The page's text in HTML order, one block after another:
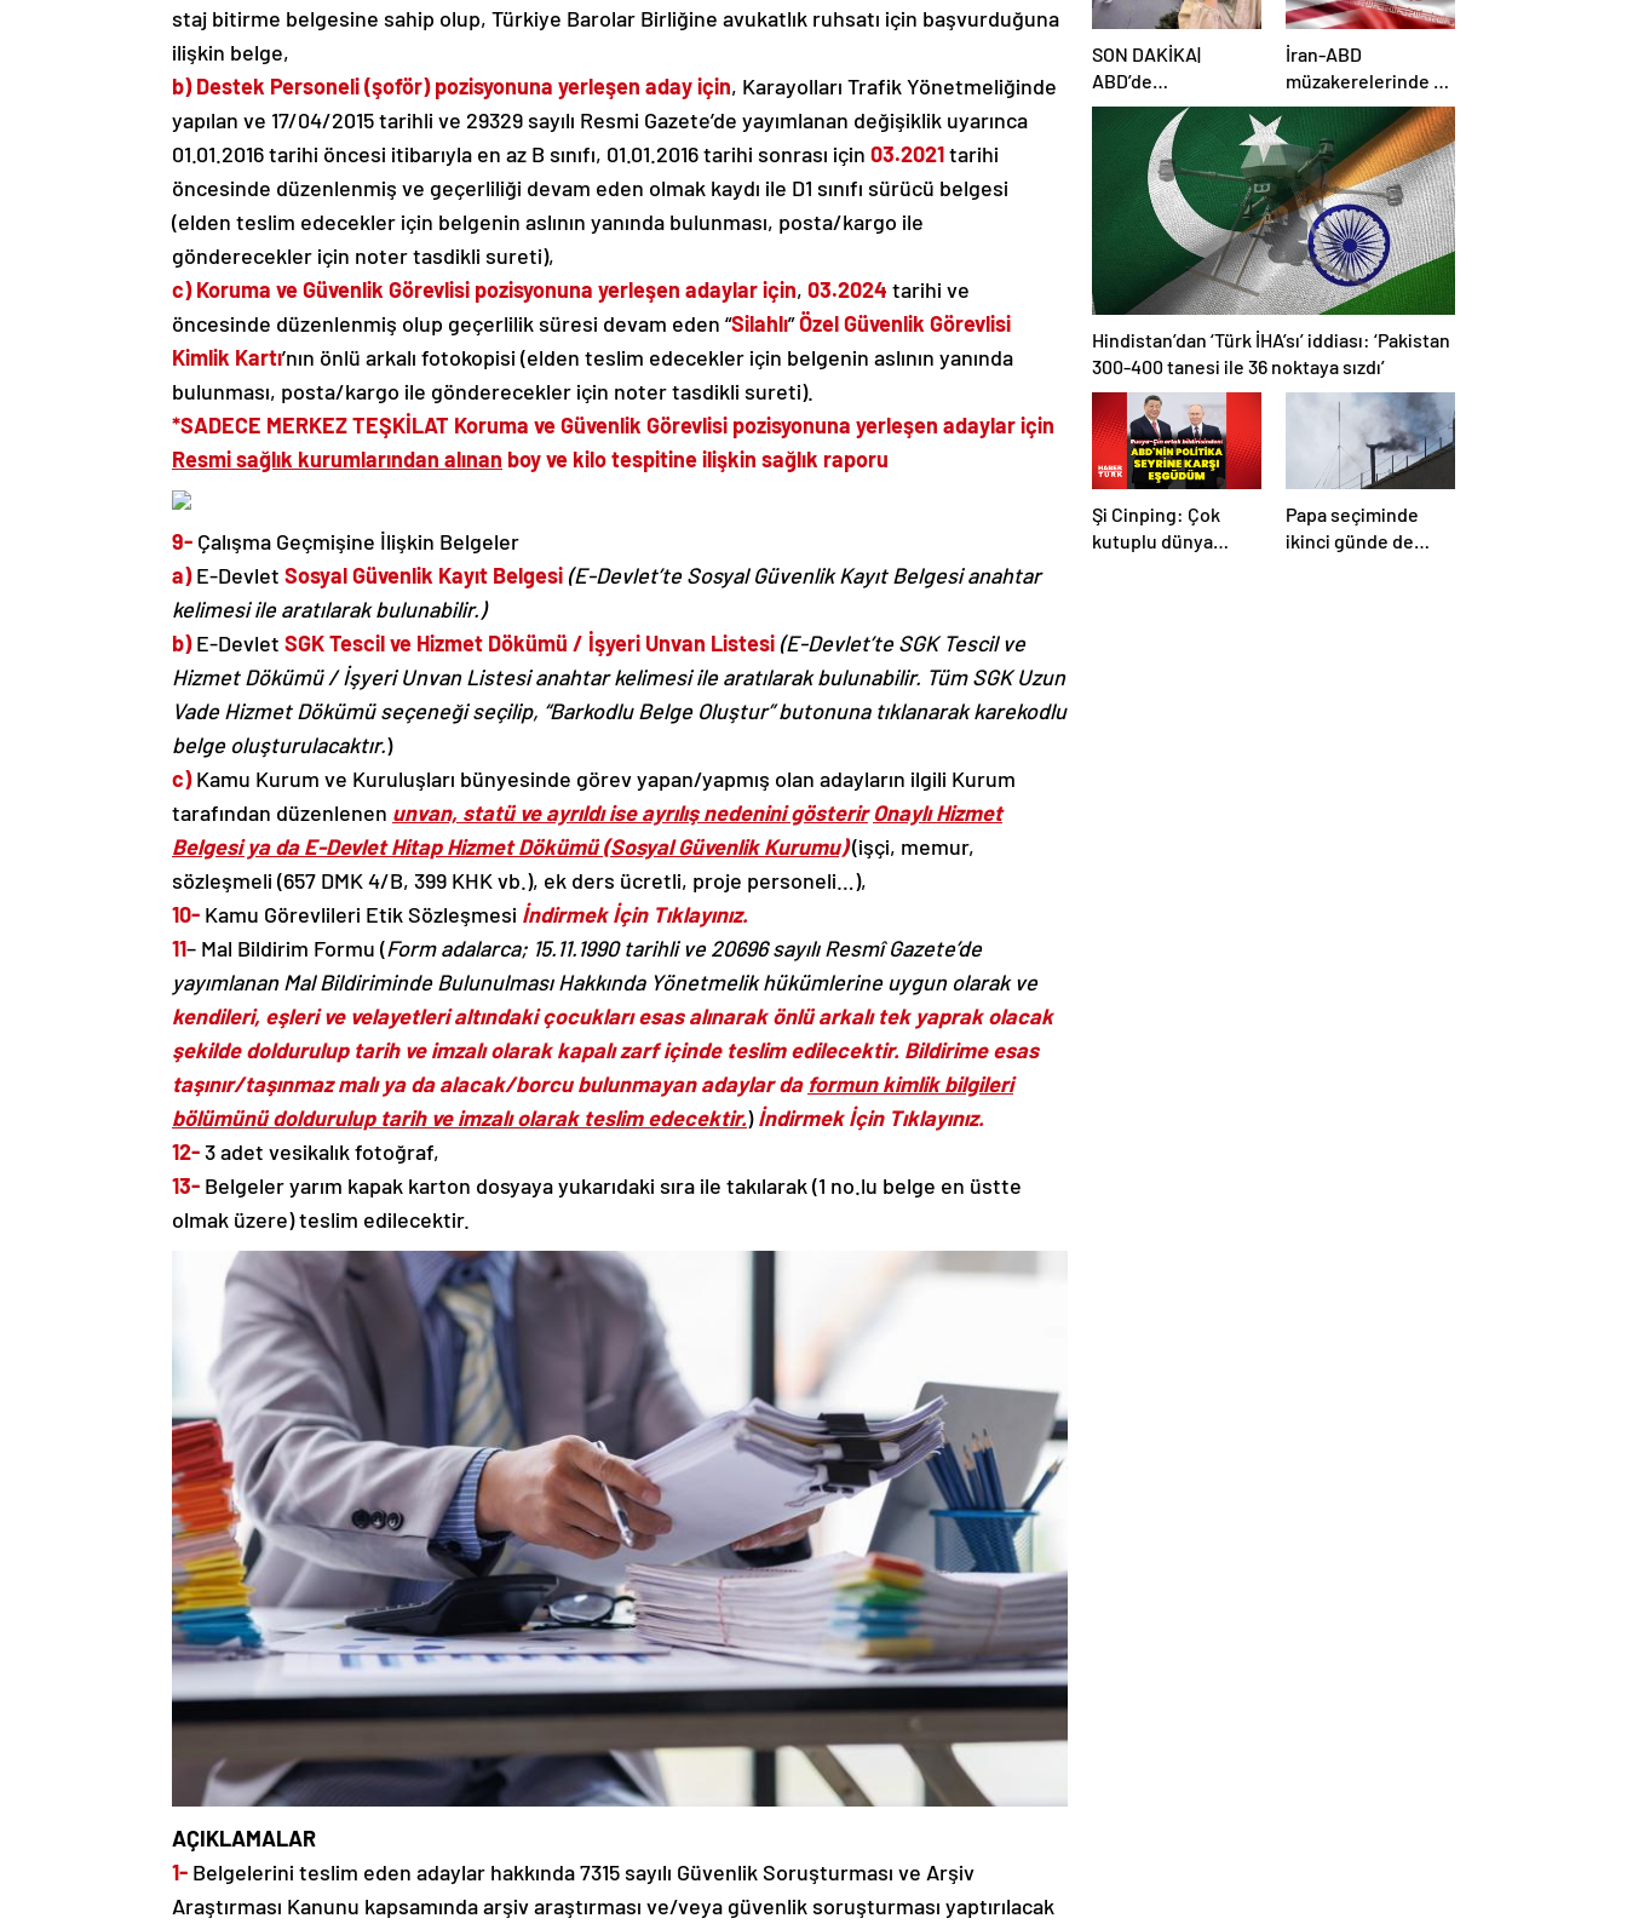
staj bitirme belgesine sahip olup, Türkiye Barolar Birliğine avukatlık ruhsatı için başvurduğuna
ilişkin belge,
b) Destek Personeli (şoför) pozisyonuna yerleşen aday için, Karayolları Trafik Yönetmeliğinde
yapılan ve 17/04/2015 tarihli ve 29329 sayılı Resmi Gazete’de yayımlanan değişiklik uyarınca
01.01.2016 tarihi öncesi itibarıyla en az B sınıfı, 01.01.2016 tarihi sonrası için 03.2021tarihi
öncesinde düzenlenmiş ve geçerliliği devam eden olmak kaydı ile D1 sınıfı sürücü belgesi
(elden teslim edecekler için belgenin aslının yanında bulunması, posta/kargo ile
gönderecekler için noter tasdikli sureti),
c) Koruma ve Güvenlik Görevlisi pozisyonuna yerleşen adaylar için, 03.2024 tarihi ve
öncesinde düzenlenmiş olup geçerlilik süresi devam eden “Silahlı”Özel Güvenlik Görevlisi
Kimlik Kartı’nın önlü arkalı fotokopisi (elden teslim edecekler için belgenin aslının yanında
bulunması, posta/kargo ile gönderecekler için noter tasdikli sureti).
*SADECE MERKEZ TEŞKİLAT Koruma ve Güvenlik Görevlisi pozisyonuna yerleşen adaylar için
Resmi sağlık kurumlarından alınan boy ve kilo tespitine ilişkin sağlık raporu
9- Çalışma Geçmişine İlişkin Belgeler
a)E-Devlet Sosyal Güvenlik Kayıt Belgesi (E-Devlet’te Sosyal Güvenlik Kayıt Belgesi anahtar
kelimesi ile aratılarak bulunabilir.)
b)E-Devlet SGK Tescil ve Hizmet Dökümü / İşyeri Unvan Listesi (E-Devlet’te SGK Tescil ve
Hizmet Dökümü / İşyeri Unvan Listesi anahtar kelimesi ile aratılarak bulunabilir. Tüm SGK Uzun
Vade Hizmet Dökümü seçeneği seçilip, “Barkodlu Belge Oluştur” butonuna tıklanarak karekodlu
belge oluşturulacaktır.)
c)Kamu Kurum ve Kuruluşları bünyesinde görev yapan/yapmış olan adayların ilgili Kurum
tarafından düzenlenen unvan, statü ve ayrıldı ise ayrılış nedenini gösterir Onaylı Hizmet
Belgesi ya da E-Devlet Hitap Hizmet Dökümü (Sosyal Güvenlik Kurumu)(işçi, memur,
sözleşmeli (657 DMK 4/B, 399 KHK vb.), ek ders ücretli, proje personeli…),
10- Kamu Görevlileri Etik Sözleşmesi İndirmek İçin Tıklayınız.
11– Mal Bildirim Formu (Form adalarca; 15.11.1990 tarihli ve 20696 sayılı Resmî Gazete’de
yayımlanan Mal Bildiriminde Bulunulması Hakkında Yönetmelik hükümlerine uygun olarak ve
kendileri, eşleri ve velayetleri altındaki çocukları esas alınarak önlü arkalı tek yaprak olacak
şekilde doldurulup tarih ve imzalı olarak kapalı zarf içinde teslim edilecektir. Bildirime esas
taşınır/taşınmaz malı ya da alacak/borcu bulunmayan adaylar da formun kimlik bilgileri
bölümünü doldurulup tarih ve imzalı olarak teslim edecektir.)İndirmek İçin Tıklayınız.
12-3 adet vesikalık fotoğraf,
13- Belgeler yarım kapak karton dosyaya yukarıdaki sıra ile takılarak (1 no.lu belge en üstte
olmak üzere) teslim edilecektir.
AÇIKLAMALAR
1- Belgelerini teslim eden adaylar hakkında 7315 sayılı Güvenlik Soruşturması ve Arşiv
Araştırması Kanunu kapsamında arşiv araştırması ve/veya güvenlik soruşturması yaptırılacak
SON DAKİKA|
ABD’de
mahkemeden
Rümeysa Öztürk
kararı: Serbest
bırakıldı!
İran-ABD
müzakerelerinde 4.
tur için tarih belli
oldu
Hindistan’dan ‘Türk İHA’sı’ iddiası: ‘Pakistan
300-400 tanesi ile 36 noktaya sızdı’
Şi Cinping: Çok
kutuplu dünya
Papa seçiminde
ikinci günde de